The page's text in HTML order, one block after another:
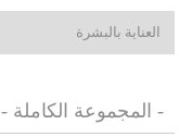
- المجموعة الكاملة -